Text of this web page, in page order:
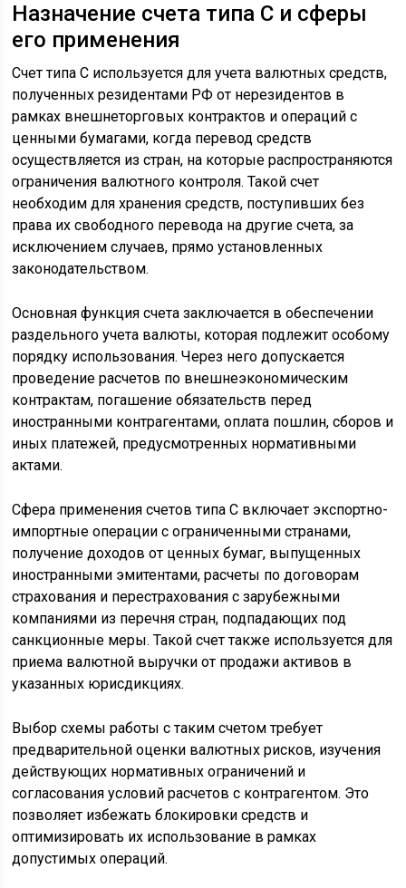
Назначение счета типа С и сферы
его применения
Счет типа С используется для учета валютных средств,
полученных резидентами РФ от нерезидентов в
рамках внешнеторговых контрактов и операций с
ценными бумагами, когда перевод средств
осуществляется из стран, на которые распространяются
ограничения валютного контроля. Такой счет
необходим для хранения средств, поступивших без
права их свободного перевода на другие счета, за
исключением случаев, прямо установленных
законодательством.
Основная функция счета заключается в обеспечении
раздельного учета валюты, которая подлежит особому
порядку использования. Через него допускается
проведение расчетов по внешнеэкономическим
контрактам, погашение обязательств перед
иностранными контрагентами, оплата пошлин, сборов и
иных платежей, предусмотренных нормативными
актами.
Сфера применения счетов типа С включает экспортно-
импортные операции с ограниченными странами,
получение доходов от ценных бумаг, выпущенных
иностранными эмитентами, расчеты по договорам
страхования и перестрахования с зарубежными
компаниями из перечня стран, подпадающих под
санкционные меры. Такой счет также используется для
приема валютной выручки от продажи активов в
указанных юрисдикциях.
Выбор схемы работы с таким счетом требует
предварительной оценки валютных рисков, изучения
действующих нормативных ограничений и
согласования условий расчетов с контрагентом. Это
позволяет избежать блокировки средств и
оптимизировать их использование в рамках
допустимых операций.